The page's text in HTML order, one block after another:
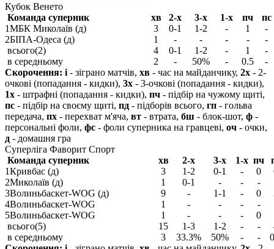
Кубок Венето
Команда суперник
хв 2-х 3-х 1-х пч
пс
1МБК Миколаїв (д) 3 0-1 1-2 - 1
-
2БІПА-Одеса (д) 1 - - - -
-
всього(2)
4 0-1 1-2 - 1
-
в середньому
2 - 50% - 0.5
-
Скорочення: і - зіграно матчів, хв - час на майданчику, 2х - 2-
очкові (попадання - кидки), 3х - 3-очкові (попадання - кидки),
1х - штрафні (попадання - кидки), пч - підбір на чужому щиті,
пс - підбір на своєму щиті, пд - підборів всього, гп - гольва
передача, пх - перехват м'яча, вт - втрата, бш - блок-шот, ф -
персональні фоли, фс - фоли суперника на гравцеві, оч - очки,
д - домашня гра
Суперліга Фаворит Спорт
Команда суперник
хв 2-х 3-х 1-х пч
1Кривбас (д) 3 1-2 0-1 - 0
2Миколаїв (д) 1 0-1 - -
-
3Волиньбаскет-WOG (д) 9 - 1-1 - 0
4Волиньбаскет-WOG 1 - - -
-
5Волиньбаскет-WOG 1 - - - 0
всього(5)
15 1-3 1-2 - -
в середньому
3 33.3% 50% - -